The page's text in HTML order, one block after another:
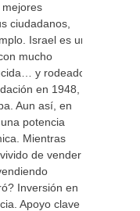
ciudadanos,
Israel es un
mucho
y rodeado
en 1948,
Aun así, en
potencia
Mientras
de vender
Inversión en
Apoyo clave